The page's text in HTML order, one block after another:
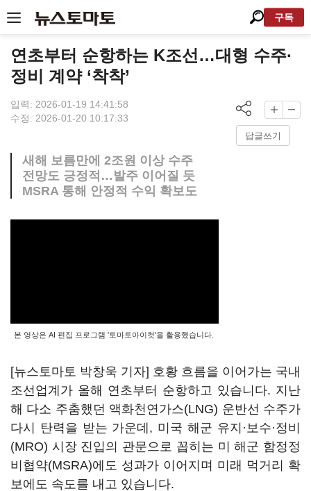
구독
연초부터 순항하는 K조선…대형 수주·
정비 계약 ‘착착’
입력: 2026-01-19 14:41:58
수정: 2026-01-20 10:17:33
답글쓰기
새해 보름만에 2조원 이상 수주
전망도 긍정적…발주 이어질 듯
MSRA 통해 안정적 수익 확보도
본 영상은 AI 편집 프로그램 '토마토아이컷'을 활용했습니다.
[뉴스토마토 박창욱 기자] 호황 흐름을 이어가는 국내
조선업계가 올해 연초부터 순항하고 있습니다. 지난
해 다소 주춤했던 액화천연가스(LNG) 운반선 수주가
다시 탄력을 받는 가운데, 미국 해군 유지·보수·정비
(MRO) 시장 진입의 관문으로 꼽히는 미 해군 함정정
비협약(MSRA)에도 성과가 이어지며 미래 먹거리 확
보에도 속도를 내고 있습니다.